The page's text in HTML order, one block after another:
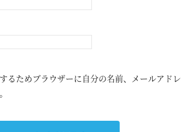
るためブラウザーに自分の名前、メールアドレ